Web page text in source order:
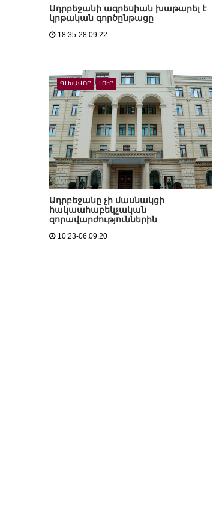
Ադրբեջանի ագրեսիան խաթարել է
կրթական գործընթացը
18:35-28.09.22
ԳԼԽԱՎՈՐ ԼՈՒՐ
Ադրբեջանը չի մասնակցի
հակաահաբեկչական
զորավարժություններին
10:23-06.09.20